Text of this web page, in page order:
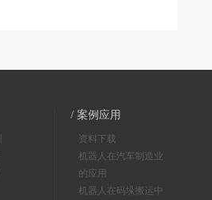
/ 案例应用
资料下载
机器人在汽车制造业
的应用
机器人在码垛搬运中